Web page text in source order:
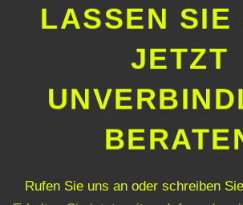
LASSEN SIE
JETZT
Rufen Sie uns an oder schreiben